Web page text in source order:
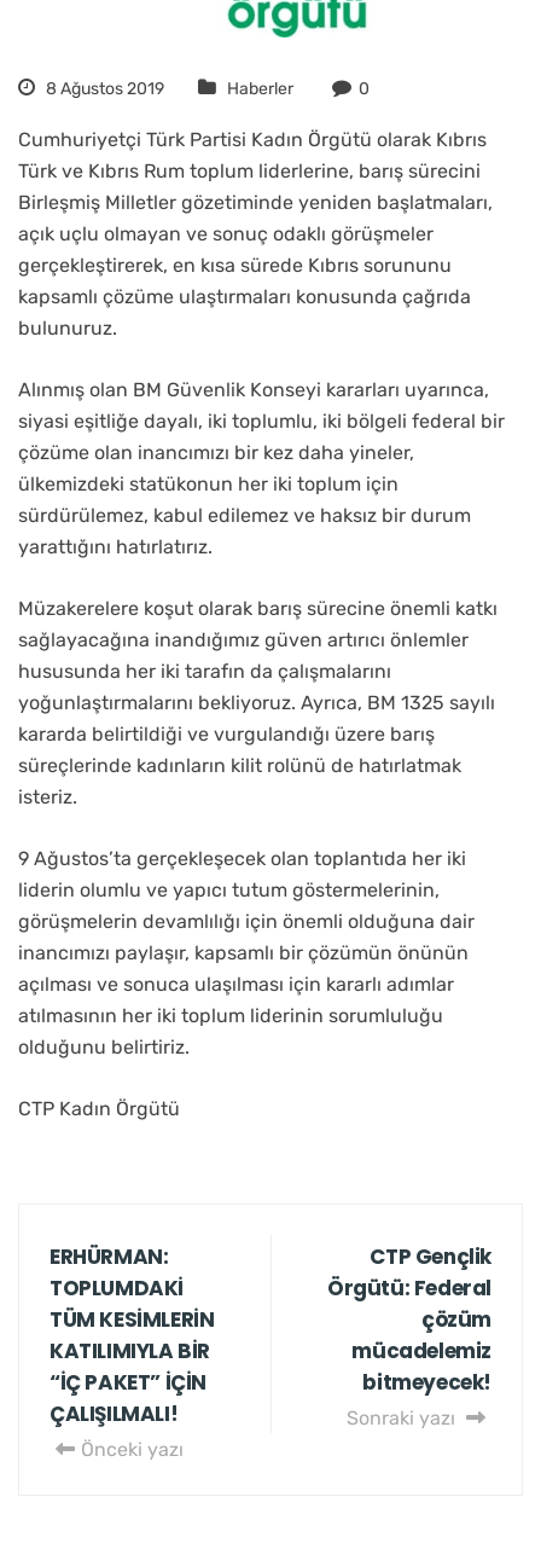
8 Ağustos 2019 Haberler 0
Cumhuriyetçi Türk Partisi Kadın Örgütü olarak Kıbrıs
Türk ve Kıbrıs Rum toplum liderlerine, barış sürecini
Birleşmiş Milletler gözetiminde yeniden başlatmaları,
açık uçlu olmayan ve sonuç odaklı görüşmeler
gerçekleştirerek, en kısa sürede Kıbrıs sorununu
kapsamlı çözüme ulaştırmaları konusunda çağrıda
bulunuruz.
Alınmış olan BM Güvenlik Konseyi kararları uyarınca,
siyasi eşitliğe dayalı, iki toplumlu, iki bölgeli federal bir
çözüme olan inancımızı bir kez daha yineler,
ülkemizdeki statükonun her iki toplum için
sürdürülemez, kabul edilemez ve haksız bir durum
yarattığını hatırlatırız.
Müzakerelere koşut olarak barış sürecine önemli katkı
sağlayacağına inandığımız güven artırıcı önlemler
hususunda her iki tarafın da çalışmalarını
yoğunlaştırmalarını bekliyoruz. Ayrıca, BM 1325 sayılı
kararda belirtildiği ve vurgulandığı üzere barış
süreçlerinde kadınların kilit rolünü de hatırlatmak
isteriz.
9 Ağustos’ta gerçekleşecek olan toplantıda her iki
liderin olumlu ve yapıcı tutum göstermelerinin,
görüşmelerin devamlılığı için önemli olduğuna dair
inancımızı paylaşır, kapsamlı bir çözümün önünün
açılması ve sonuca ulaşılması için kararlı adımlar
atılmasının her iki toplum liderinin sorumluluğu
olduğunu belirtiriz.
CTP Kadın Örgütü
ERHÜRMAN:
TOPLUMDAKİ
TÜM KESİMLERİN
KATILIMIYLA BİR
“İÇ PAKET” İÇİN
ÇALIŞILMALI!
Önceki yazı
CTP Gençlik
Örgütü: Federal
çözüm
mücadelemiz
bitmeyecek!
Sonraki yazı